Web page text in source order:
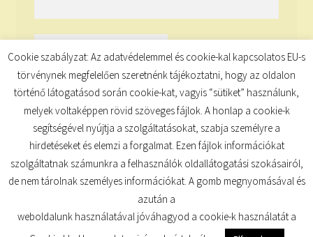
© TUDATKULCS 2026
Cookie szabályzat: Az adatvédelemmel és cookie-kal kapcsolatos EU-s
törvénynek megfelelően szeretnénk tájékoztatni, hogy az oldalon
történő látogatásod során cookie-kat, vagyis “sütiket” használunk,
melyek voltaképpen rövid szöveges fájlok. A honlap a cookie-k
segítségével nyújtja a szolgáltatásokat, szabja személyre a
hirdetéseket és elemzi a forgalmat. Ezen fájlok információkat
szolgáltatnak számunkra a felhasználók oldallátogatási szokásairól,
de nem tárolnak személyes információkat. A gomb megnyomásával és
azután a
weboldalunk használatával jóváhagyod a cookie-k használatát a